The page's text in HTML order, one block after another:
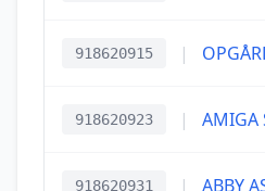
918620915 |
918620923 | AMIGA
918620931 | ABBY